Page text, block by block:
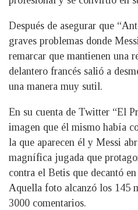
Después de asegurar que
graves problemas donde
remarcar que mantienen una
delantero francés salió a
una manera muy sutil.
En su cuenta de Twitter “El
imagen que él mismo había
la que aparecen él y Messi
magnífica jugada que
contra el Betis que decantó
Aquella foto alcanzó los 145
3000 comentarios.